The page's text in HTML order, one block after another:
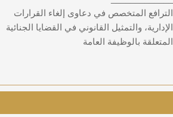
الترافع المتخصص في دعاوى إلغاء القرارات
الإدارية، والتمثيل القانوني في القضايا الجنائية
المتعلقة بالوظيفة العامة
المتعلقة بالوظيفة العامة